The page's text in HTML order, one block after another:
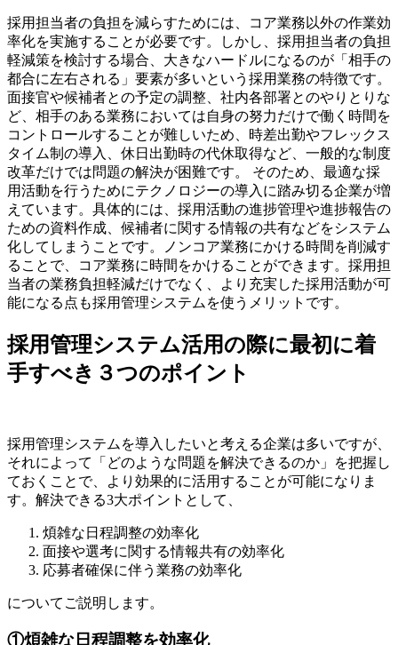
採用担当者の負担を減らすためには、コア業務以外の作業効
率化を実施することが必要です。しかし、採用担当者の負担
軽減策を検討する場合、大きなハードルになるのが「相手の
都合に左右される」要素が多いという採用業務の特徴です。
⾯接官や候補者との予定の調整、社内各部署とのやりとりな
ど、相⼿のある業務においては⾃⾝の努⼒だけで働く時間を
コントロールすることが難しいため、時差出勤やフレックス
タイム制の導⼊、休⽇出勤時の代休取得など、⼀般的な制度
改⾰だけでは問題の解決が困難です。 そのため、最適な採
用活動を行うためにテクノロジーの導入に踏み切る企業が増
えています。具体的には、採用活動の進捗管理や進捗報告の
ための資料作成、候補者に関する情報の共有などをシステム
化してしまうことです。ノンコア業務にかける時間を削減す
ることで、コア業務に時間をかけることができます。採用担
当者の業務負担軽減だけでなく、より充実した採用活動が可
能になる点も採用管理システムを使うメリットです。
採用管理システム活用の際に最初に着
手すべき３つのポイント
採用管理システムを導入したいと考える企業は多いですが、
それによって「どのような問題を解決できるのか」を把握し
ておくことで、より効果的に活用することが可能になりま
す。解決できる3大ポイントとして、
煩雑な日程調整の効率化
面接や選考に関する情報共有の効率化
応募者確保に伴う業務の効率化
についてご説明します。
①煩雑な日程調整を効率化